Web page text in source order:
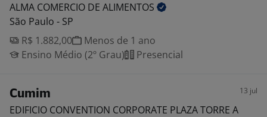
ALMA COMERCIO DE ALIMENTOS
São Paulo - SP
R$ 1.882,00
Menos de 1 ano
Ensino Médio (2º Grau)
Presencial
Cumim 13 jul
EDIFICIO CONVENTION CORPORATE PLAZA TORRE A